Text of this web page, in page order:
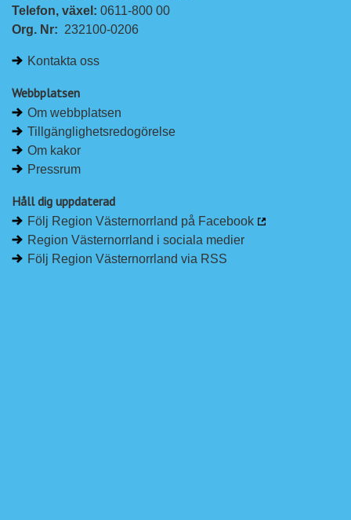
Telefon, växel: 0611-800 00
Org. Nr: 232100-0206
Kontakta oss
Webbplatsen
Om webbplatsen
Tillgänglighetsredogörelse
Om kakor
Pressrum
Håll dig uppdaterad
Följ Region Västernorrland på Facebook
Region Västernorrland i sociala medier
Följ Region Västernorrland via RSS